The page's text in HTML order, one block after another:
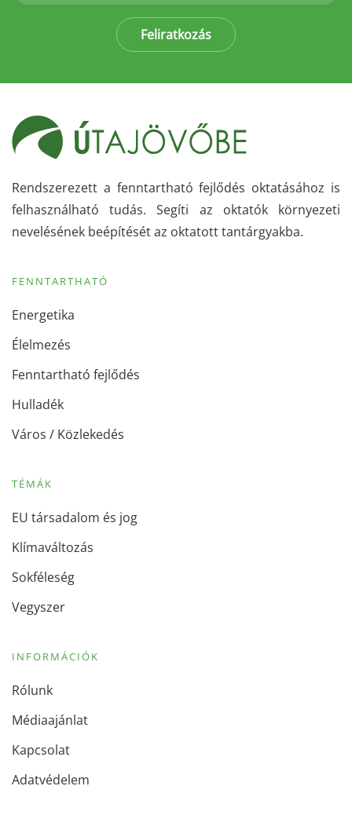
Feliratkozás
Rendszerezett a fenntartható fejlődés oktatásához is
felhasználható tudás. Segíti az oktatók környezeti
nevelésének beépítését az oktatott tantárgyakba.
FENNTARTHATÓ
Energetika
Élelmezés
Fenntartható fejlődés
Hulladék
Város / Közlekedés
TÉMÁK
EU társadalom és jog
Klímaváltozás
Sokféleség
Vegyszer
INFORMÁCIÓK
Rólunk
Médiaajánlat
Kapcsolat
Adatvédelem